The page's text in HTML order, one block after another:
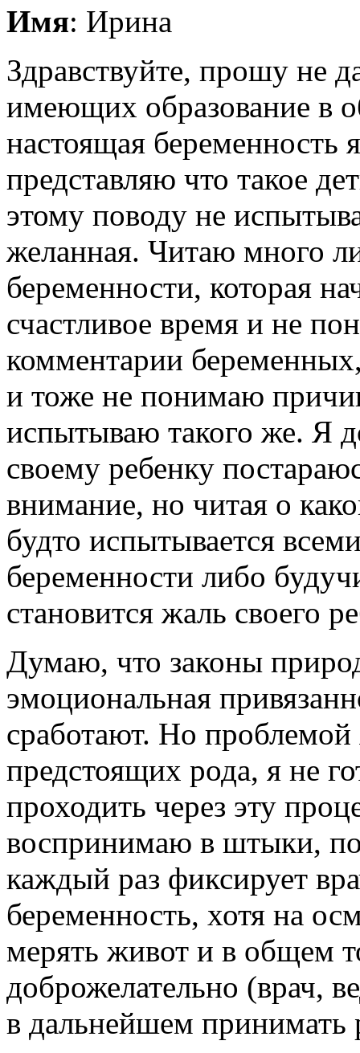
Имя: Ирина
Здравствуйте, прошу не
имеющих образование в
настоящая беременность
представляю что такое
этому поводу не
желанная. Читаю много
беременности, которая
счастливое время и не
комментарии
и тоже не понимаю
испытываю такого же. Я
своему ребенку
внимание, но читая о
будто испытывается
беременности либо
становится жаль своего
Думаю, что законы
эмоциональная
сработают. Но
предстоящих рода, я не
проходить через эту
воспринимаю в штыки,
каждый раз фиксирует
беременность, хотя на
мерять живот и в общем
доброжелательно (врач,
в дальнейшем принимать